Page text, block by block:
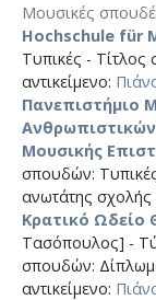
Μουσικές
Hochschule für
Τυπικές -
αντικείμενο:
Πανεπιστήμιο
Μουσικής
σπουδών:
ανωτάτης σχολής
Κρατικό Ωδείο
Τασόπουλος] -
σπουδών:
αντικείμενο: